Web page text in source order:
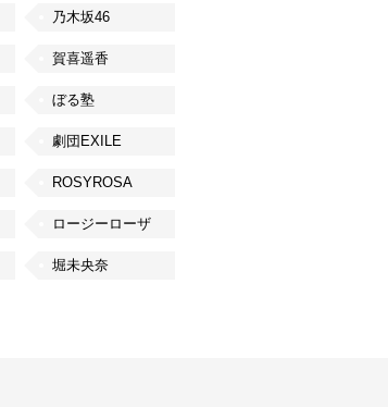
乃木坂46
賀喜遥香
ぼる塾
劇団EXILE
ROSYROSA
ロージーローザ
堀未央奈